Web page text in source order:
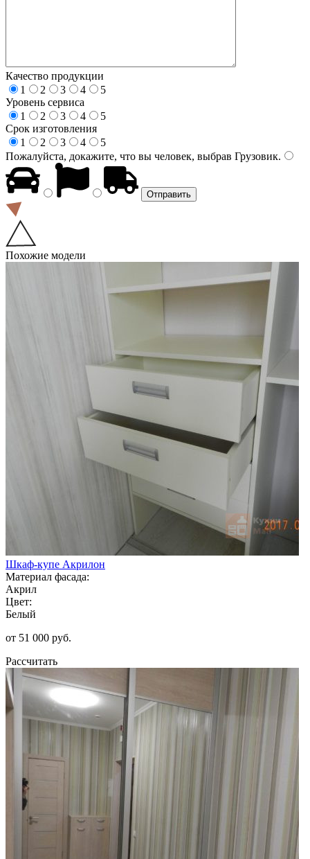
Качество продукции
1
2 3 4
5
Уровень сервиса
1
2 3 4
5
Срок изготовления
1
2 3 4
5
Пожалуйста, докажите, что вы человек, выбрав Грузовик.
Похожие модели
Шкаф-купе Акрилон
Материал фасада:
Акрил
Цвет:
Белый
от 51 000 руб.
Рассчитать